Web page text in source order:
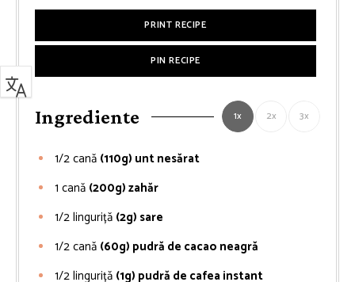
PRINT RECIPE
PIN RECIPE
Ingrediente 1x 2x 3x
1/2cană (110g) unt nesărat
1 cană (200g) zahăr
1/2linguriță (2g) sare
1/2cană (60g) pudră de cacao neagră
1/2linguriță (1g) pudră de cafea instant